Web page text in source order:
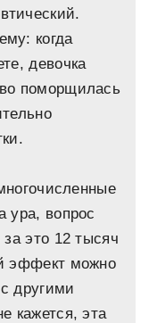
когда
девочка
поморщилась
ура, вопрос
это 12 тысяч
эффект можно
другими
кажется, эта